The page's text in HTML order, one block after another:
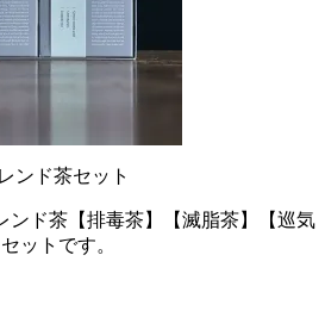
ンド茶セット
ンド茶【排毒茶】【滅脂茶】【巡気
ットです。